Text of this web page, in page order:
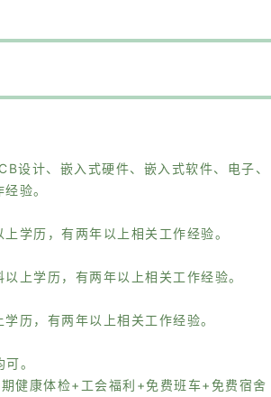
设计、嵌入式硬件、嵌入式软件、电子、
验。
学历，有两年以上相关工作经验。
上学历，有两年以上相关工作经验。
历，有两年以上相关工作经验。
。
健康体检+工会福利+免费班车+免费宿舍